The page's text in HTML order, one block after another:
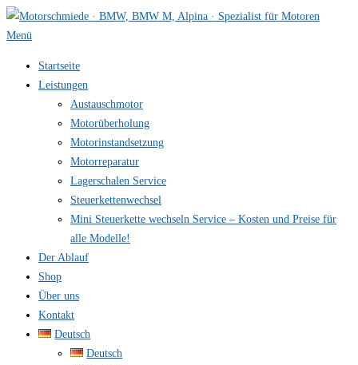
Zum
Inhalt
Menü
Startseite
Leistungen
Austauschmotor
Motorüberholung
Motorinstandsetzung
Motorreparatur
Lagerschalen Service
Steuerkettenwechsel
Mini Steuer­kette wechseln Service – Kosten und Preise für
alle Modelle!
Der Ablauf
Shop
Über uns
Kontakt
Deutsch
Deutsch